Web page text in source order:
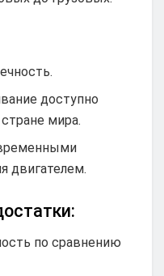
доступно
мира.
двигателем.
по сравнению